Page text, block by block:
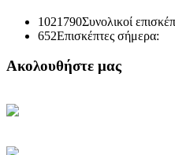
1021790Συνολικοί
652Επισκέπτες σήμερα:
Ακολουθήστε μας